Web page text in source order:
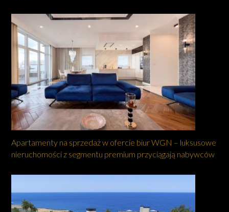
Apartamenty na sprzedaż w ofercie biur WGN – luksusowe
nieruchomości z segmentu premium przyciągają nabywców